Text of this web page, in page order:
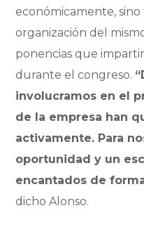
económicamente,
organización del
ponencias que
durante el congreso.
involucramos en el
de la empresa han
activamente. Para
oportunidad y un
encantados de
dicho Alonso.